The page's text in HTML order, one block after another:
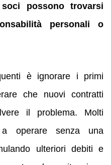
possono trovarsi
personali o
è ignorare i primi
che nuovi contratti
il problema. Molti
a operare senza una
ulteriori debiti e